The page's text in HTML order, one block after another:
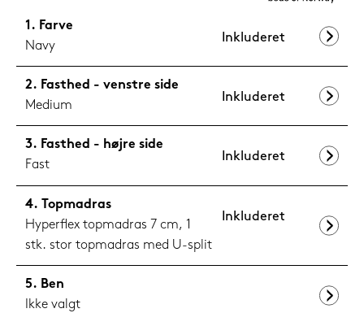
Farve
Navy
Inkluderet
Fasthed - venstre side
Medium
Inkluderet
Fasthed - højre side
Fast
Inkluderet
Topmadras
Hyperflex topmadras 7 cm, 1
stk. stor topmadras med U-split
Inkluderet
Ben
Ikke valgt